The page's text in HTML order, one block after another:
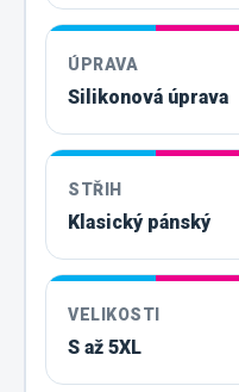
ÚPRAVA
Silikonová úprava
STŘIH
Klasický pánský
VELIKOSTI
S až 5XL